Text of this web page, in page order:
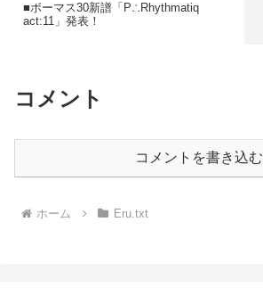
■ボーマス30新譜「P∴Rhythmatiq
act:11」発表！
コメント
コメントを書き込む
ホーム Eru.txt